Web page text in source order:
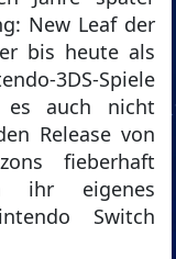
New Leaf der
bis heute als
3DS-Spiele
auch nicht
Release von
fieberhaft
ihr eigenes
Switch